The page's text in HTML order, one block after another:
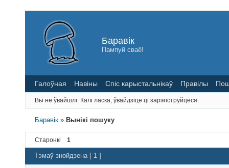
Баравік
Пампуй сваё!
Галоўная Навіны Спіс карыстальнікаў Правілы
Вы не ўвайшлі. Калі ласка, ўвайдзіце ці зарэгіструйцеся.
Баравік » Вынікі пошуку
Старонкі 1
Тэмаў знойдзена [ 1 ]